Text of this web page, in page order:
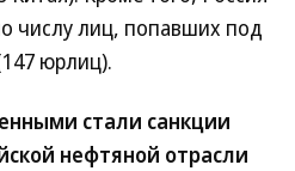
числу лиц, попавших под
юрлиц).
стали санкции
нефтяной отрасли